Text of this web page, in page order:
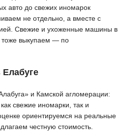
авто до свежих иномарок
не отдельно, а вместе с
Свежие и ухоженные машины в
тоже выкупаем — по
и Камской агломерации:
свежие иномарки, так и
ориентируемся на реальные
честную стоимость.